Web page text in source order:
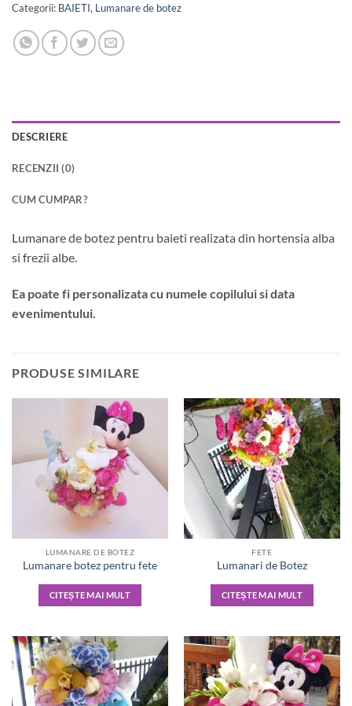
Categorii: BAIETI, Lumanare de botez
DESCRIERE
RECENZII (0)
CUM CUMPAR?
Lumanare de botez pentru baieti realizata din hortensia alba
si frezii albe.
Ea poate fi personalizata cu numele copilului si data
evenimentului.
PRODUSE SIMILARE
LUMANARE DE BOTEZ
Lumanare botez pentru fete
CITEȘTE MAI MULT
FETE
Lumanari de Botez
CITEȘTE MAI MULT